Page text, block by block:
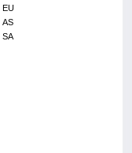
EU
AS
SA